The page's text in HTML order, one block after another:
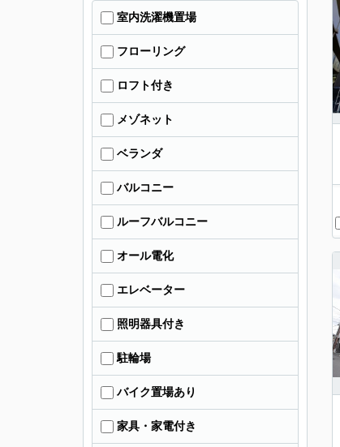
室内洗濯機置場
フローリング
ロフト付き
メゾネット
ベランダ
バルコニー
ルーフバルコニー
オール電化
エレベーター
照明器具付き
駐輪場
バイク置場あり
家具・家電付き